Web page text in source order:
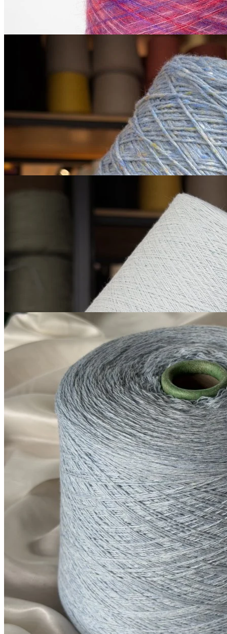
Также рекомендуем посмотреть
бледно-васильковый с
650
Купить
Микропайетки на
хлопке
хлопок 90%, пайетки 10%
светло-голубой
850₽
Купить
G&G Filati
Millefili
кашемир 30%, меринос экстрафайн
суперджилонг 70%
750 м/100 гсветло-голубой
1 050₽
за 100 г
Купить
Filato Italiano
Мы в соцсетях
Мы используем файлы cookie,
чтобы улучшить работу сайта и предоставить вам
больше возможностей. Также, к сайту подключен сервис
веб аналитики Яндекс Метрика, использующий cookie.
Продолжая использовать сайт, вы соглашаетесь с
условиями использования cookie.
Согласен